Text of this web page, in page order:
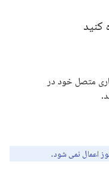
اعمال نمی شود.